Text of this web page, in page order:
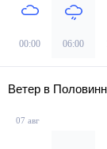
00:00 06:00
Ветер в
07 авг